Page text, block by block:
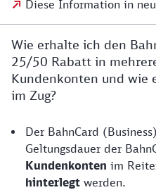
Diese Information in
Wie erhalte ich den
25/50 Rabatt in
Kundenkonten und wie
im Zug?
Der BahnCard
Geltungsdauer der
Kundenkonten im
hinterlegt werden.